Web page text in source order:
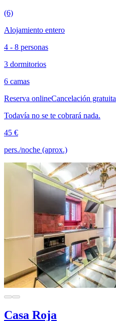
(6)
Alojamiento entero
4 - 8 personas
3 dormitorios
6 camas
Reserva onlineCancelación gratuita
Todavía no se te cobrará nada.
45 €
pers./noche (aprox.)
Casa Roja